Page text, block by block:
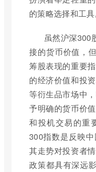
的策略选择和工具
虽然沪深300
接的货币价值，
筹股表现的重要
的经济价值和投
等衍生品市场中
予明确的货币价
和投机交易的重
300指数是反映
其走势对投资者
政策都具有深远